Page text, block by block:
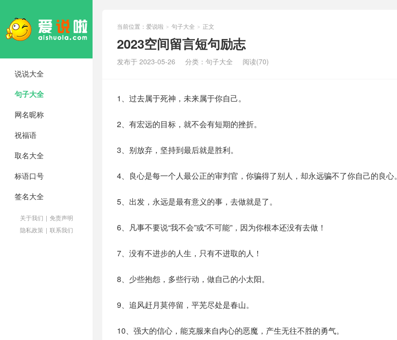
说说大全
句子大全
网名昵称
祝福语
取名大全
标语口号
签名大全
关于我们 | 免责声明
隐私政策 | 联系我们
当前位置： 爱说啦 > 句子大全 > 正文
2023空间留言短句励志
发布于 2023-05-26 分类： 句子大全 阅读(70)
1、过去属于死神，未来属于你自己。
2、有宏远的目标，就不会有短期的挫折。
3、别放弃，坚持到最后就是胜利。
4、良心是每一个人最公正的审判官，你骗得了别人，却永远骗不了你自己的良心。
5、出发，永远是最有意义的事，去做就是了。
6、凡事不要说“我不会”或“不可能”，因为你根本还没有去做！
7、没有不进步的人生，只有不进取的人！
8、少些抱怨，多些行动，做自己的小太阳。
9、追风赶月莫停留，平芜尽处是春山。
10、强大的信心，能克服来自内心的恶魔，产生无往不胜的勇气。